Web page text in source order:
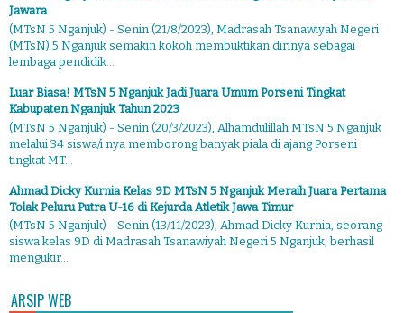
Jawara
(MTsN 5 Nganjuk) - Senin (21/8/2023), Madrasah Tsanawiyah Negeri
(MTsN) 5 Nganjuk semakin kokoh membuktikan dirinya sebagai
lembaga pendidik...
Luar Biasa! MTsN 5 Nganjuk Jadi Juara Umum Porseni Tingkat
Kabupaten Nganjuk Tahun 2023
(MTsN 5 Nganjuk) - Senin (20/3/2023), Alhamdulillah MTsN 5 Nganjuk
melalui 34 siswa/i nya memborong banyak piala di ajang Porseni
tingkat MT...
Ahmad Dicky Kurnia Kelas 9D MTsN 5 Nganjuk Meraih Juara Pertama
Tolak Peluru Putra U-16 di Kejurda Atletik Jawa Timur
(MTsN 5 Nganjuk) - Senin (13/11/2023), Ahmad Dicky Kurnia, seorang
siswa kelas 9D di Madrasah Tsanawiyah Negeri 5 Nganjuk, berhasil
mengukir...
ARSIP WEB